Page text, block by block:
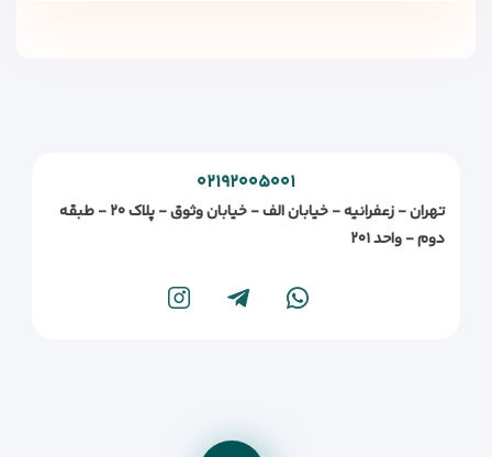
۰۲۱۹۲۰۰۵۰۰۱
تهران - زعفرانیه - خیابان الف - خیابان وثوق - پلاک ۲۰ - طبقه
دوم - واحد ۲۰۱